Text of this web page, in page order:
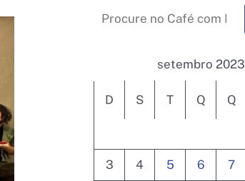
setembro 2023
D S T Q Q
3 4 5 6 7